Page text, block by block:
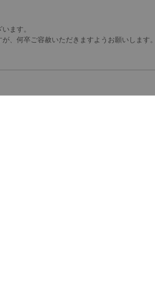
ます。
、何卒ご容赦いただきますようお願いします。